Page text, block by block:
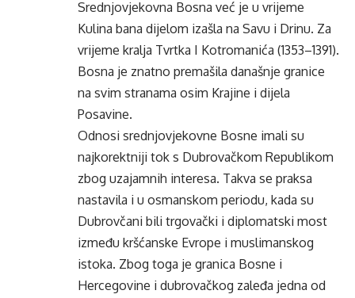
Srednjovjekovna Bosna već je u vrijeme
Kulina bana dijelom izašla na Savu i Drinu. Za
vrijeme kralja Tvrtka I Kotromanića (1353–1391).
Bosna je znatno premašila današnje granice
na svim stranama osim Krajine i dijela
Posavine.
Odnosi srednjovjekovne Bosne imali su
najkorektniji tok s Dubrovačkom Republikom
zbog uzajamnih interesa. Takva se praksa
nastavila i u osmanskom periodu, kada su
Dubrovčani bili trgovački i diplomatski most
između kršćanske Evrope i muslimanskog
istoka. Zbog toga je granica Bosne i
Hercegovine i dubrovačkog zaleđa jedna od